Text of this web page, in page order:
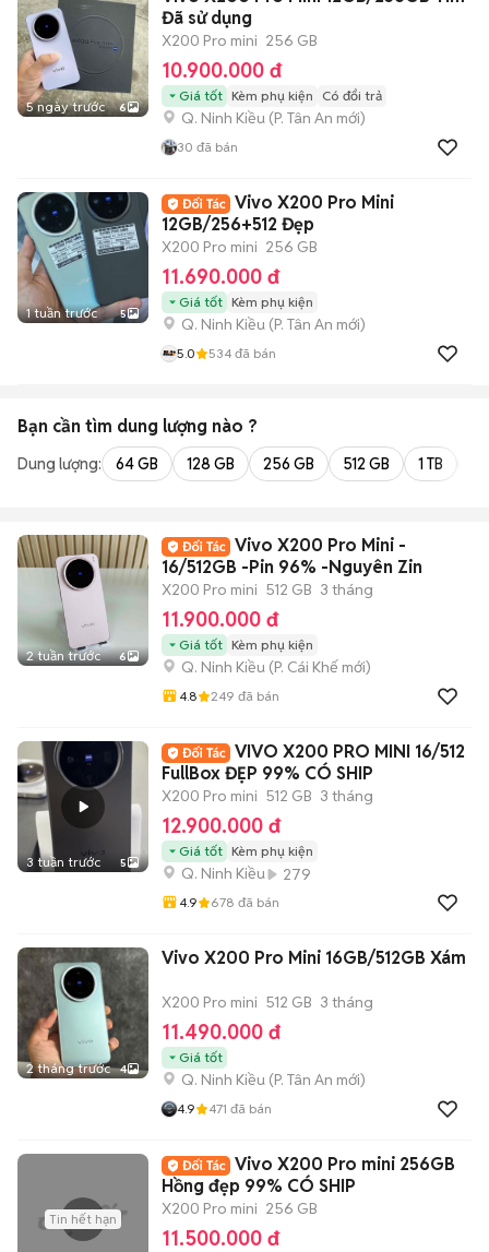
5 ngày trước 6
Đã sử dụng
X200 Pro mini 256 GB
10.900.000 đ
Giá tốt Kèm phụ kiện Có đổi trả
Q. Ninh Kiều (P. Tân An mới)
30 đã bán
1 tuần trước 5
Vivo X200 Pro Mini
12GB/256+512 Đẹp
X200 Pro mini 256 GB
11.690.000 đ
Giá tốt Kèm phụ kiện
Q. Ninh Kiều (P. Tân An mới)
5.0 534 đã bán
Bạn cần tìm dung lượng nào ?
Dung lượng: 64 GB 128 GB 256 GB 512 GB 1 TB
2 tuần trước 6
Vivo X200 Pro Mini -
16/512GB -Pin 96% -Nguyên Zin
X200 Pro mini 512 GB 3 tháng
11.900.000 đ
Giá tốt Kèm phụ kiện
Q. Ninh Kiều (P. Cái Khế mới)
4.8 249 đã bán
3 tuần trước 5
VIVO X200 PRO MINI 16/512
FullBox ĐẸP 99% CÓ SHIP
X200 Pro mini 512 GB 3 tháng
12.900.000 đ
Giá tốt Kèm phụ kiện
Q. Ninh Kiều 279
4.9 678 đã bán
2 tháng trước 4
Vivo X200 Pro Mini 16GB/512GB Xám
X200 Pro mini 512 GB 3 tháng
11.490.000 đ
Giá tốt
Q. Ninh Kiều (P. Tân An mới)
4.9 471 đã bán
Tin hết hạn
Vivo X200 Pro mini 256GB
Hồng đẹp 99% CÓ SHIP
X200 Pro mini 256 GB
11.500.000 đ